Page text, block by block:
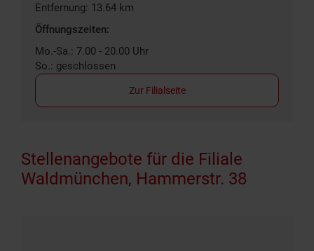
Entfernung: 13.64 km
Öffnungszeiten:
Mo.-Sa.: 7.00 - 20.00 Uhr
So.: geschlossen
Zur Filialseite
Stellenangebote für die Filiale
Waldmünchen, Hammerstr. 38